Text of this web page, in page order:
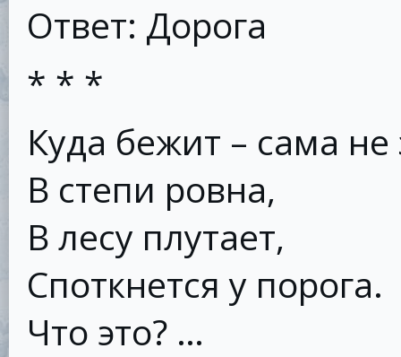
Ответ: Дорога
* * *
Куда бежит – сама не
В степи ровна,
В лесу плутает,
Споткнется у порога.
Что это? …